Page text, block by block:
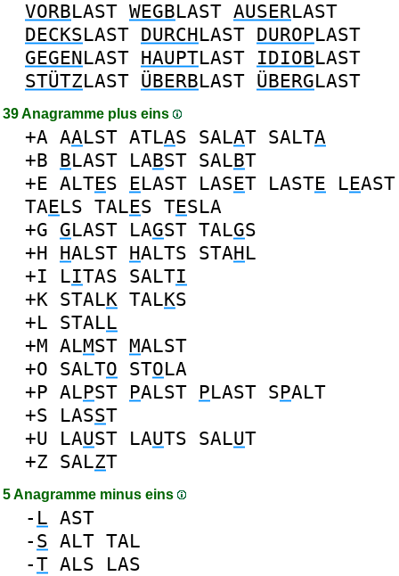
VORBLAST WEGBLAST AUSERLAST
DECKSLAST DURCHLAST DUROPLAST
GEGENLAST HAUPTLAST IDIOBLAST
STÜTZLAST ÜBERBLAST ÜBERGLAST
39 Anagramme plus eins
+A AALST ATLAS SALAT SALTA
+B BLAST LABST SALBT
+E ALTES ELAST LASET LASTE LEAST
TAELS TALES TESLA
+G GLAST LAGST TALGS
+H HALST HALTS STAHL
+I LITAS SALTI
+K STALK TALKS
+L STALL
+M ALMST MALST
+O SALTO STOLA
+P ALPST PALST PLAST SPALT
+S LASST
+U LAUST LAUTS SALUT
+Z SALZT
5 Anagramme minus eins
- L AST
- S ALT TAL
-T ALS LAS